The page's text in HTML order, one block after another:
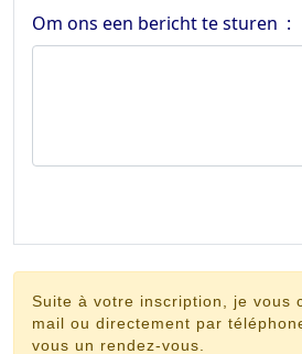
Om ons een bericht te sturen :
Suite à votre inscription, je vous
mail ou directement par
vous un rendez-vous.